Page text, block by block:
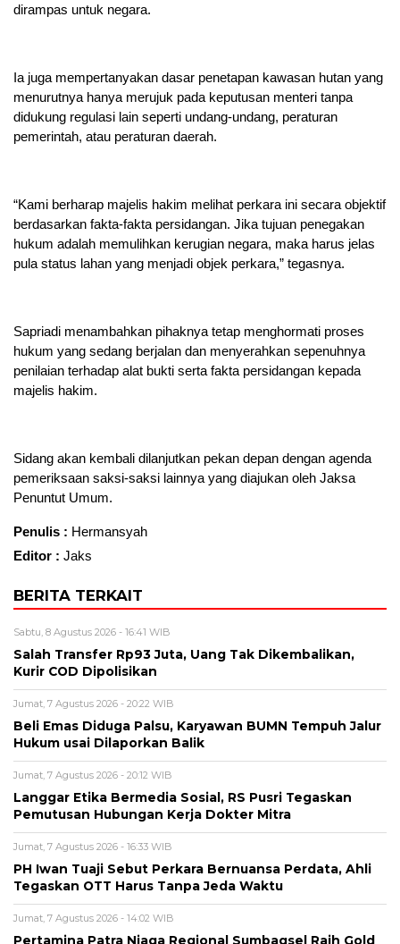
dirampas untuk negara.
Ia juga mempertanyakan dasar penetapan kawasan hutan yang
menurutnya hanya merujuk pada keputusan menteri tanpa
didukung regulasi lain seperti undang-undang, peraturan
pemerintah, atau peraturan daerah.
“Kami berharap majelis hakim melihat perkara ini secara objektif
berdasarkan fakta-fakta persidangan. Jika tujuan penegakan
hukum adalah memulihkan kerugian negara, maka harus jelas
pula status lahan yang menjadi objek perkara,” tegasnya.
Sapriadi menambahkan pihaknya tetap menghormati proses
hukum yang sedang berjalan dan menyerahkan sepenuhnya
penilaian terhadap alat bukti serta fakta persidangan kepada
majelis hakim.
Sidang akan kembali dilanjutkan pekan depan dengan agenda
pemeriksaan saksi-saksi lainnya yang diajukan oleh Jaksa
Penuntut Umum.
Penulis : Hermansyah
Editor : Jaks
BERITA TERKAIT
Sabtu, 8 Agustus 2026 - 16:41 WIB
Salah Transfer Rp93 Juta, Uang Tak Dikembalikan,
Kurir COD Dipolisikan
Jumat, 7 Agustus 2026 - 20:22 WIB
Beli Emas Diduga Palsu, Karyawan BUMN Tempuh Jalur
Hukum usai Dilaporkan Balik
Jumat, 7 Agustus 2026 - 20:12 WIB
Langgar Etika Bermedia Sosial, RS Pusri Tegaskan
Pemutusan Hubungan Kerja Dokter Mitra
Jumat, 7 Agustus 2026 - 16:33 WIB
PH Iwan Tuaji Sebut Perkara Bernuansa Perdata, Ahli
Tegaskan OTT Harus Tanpa Jeda Waktu
Jumat, 7 Agustus 2026 - 14:02 WIB
Pertamina Patra Niaga Regional Sumbagsel Raih Gold